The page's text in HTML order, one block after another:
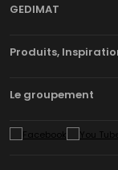
GEDIMAT
Produits,
Le groupement